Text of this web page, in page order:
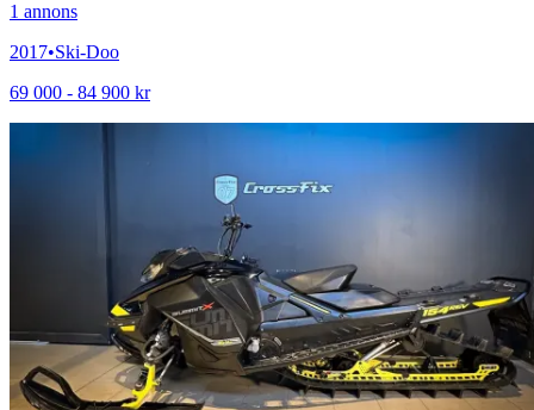
1 annons
2017•Ski-Doo
69 000 - 84 900 kr